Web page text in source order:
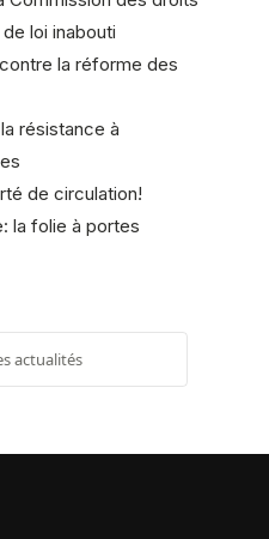
loi inabouti
la réforme des
résistance à
de circulation!
la folie à portes
actualités